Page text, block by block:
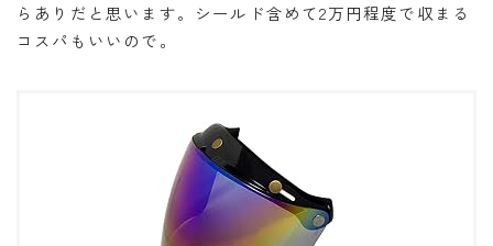
らありだと思います。シールド含めて2万円程度で収まる
コスパもいいので。